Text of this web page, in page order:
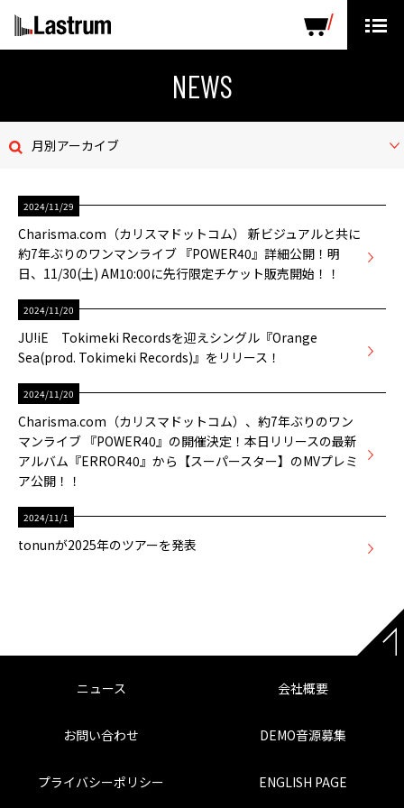
LABEL PRODUCTS
お問い合わせ
デモテープ
プライバシーポリシー
ENGLISH PAGE
NEWS
月別アーカイブ
2024/11/29
Charisma.com（カリスマドットコム） 新ビジュアルと共に
約7年ぶりのワンマンライブ 『POWER40』詳細公開！明
日、11/30(土) AM10:00に先行限定チケット販売開始！！
2024/11/20
JU!iE Tokimeki Recordsを迎えシングル『Orange
Sea(prod. Tokimeki Records)』をリリース！
2024/11/20
Charisma.com（カリスマドットコム）、約7年ぶりのワン
マンライブ 『POWER40』の開催決定！本日リリースの最新
アルバム『ERROR40』から【スーパースター】のMVプレミ
ア公開！！
2024/11/1
tonunが2025年のツアーを発表
ニュース 会社概要
お問い合わせ DEMO音源募集
プライバシーポリシー ENGLISH PAGE